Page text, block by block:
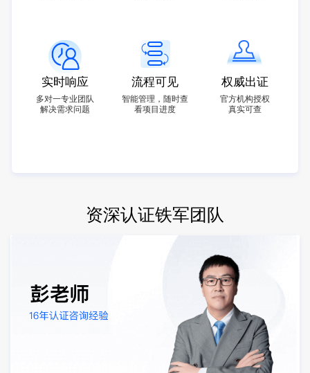
实时响应
多对一专业团队
解决需求问题
流程可见
智能管理，随时查
看项目进度
权威出证
官方机构授权
真实可查
资深认证铁军团队